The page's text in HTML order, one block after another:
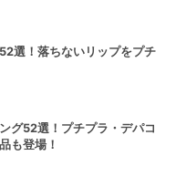
選！落ちないリップをプチ
グ52選！プチプラ・デパコ
も登場！